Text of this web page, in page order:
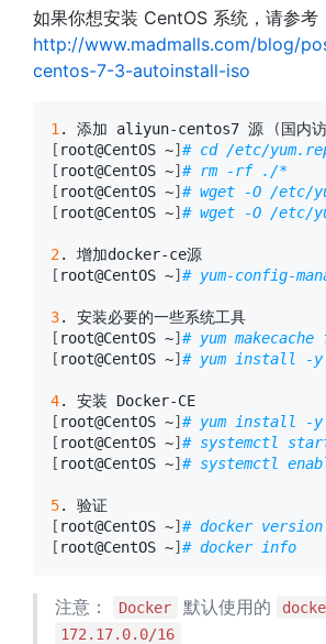
如果你想安装 CentOS 系统，请参考
http://www.madmalls.com/blog/
centos-7-3-autoinstall-iso
1 . 添加 aliyun-centos7 源 (国内
[ root@CentOS ~]# cd /etc/
[ root@CentOS ~]# rm -rf ./*
[ root@CentOS ~]# wget -O /etc/
[ root@CentOS ~]# wget -O /etc/
2
[ root@CentOS ~]# yum-config-
3
[ root@CentOS ~]# yum
[ root@CentOS ~]# yum install -y
4
[ root@CentOS ~]# yum install -y
[ root@CentOS ~]# systemctl
[ root@CentOS ~]# systemctl
5
[ root@CentOS ~]# docker version
[ root@CentOS ~]# docker info
注意： Docker 默认使用的
172.17.0.0/16